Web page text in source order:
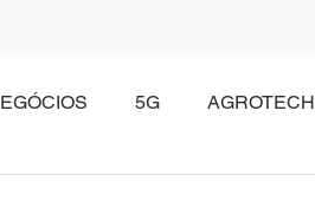
5G AGROTECH